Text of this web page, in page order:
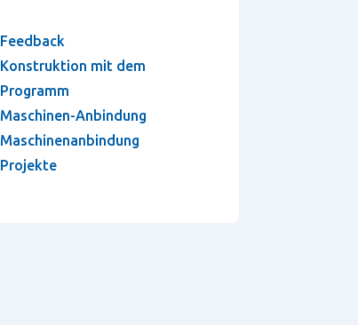
Feedback
Konstruktion mit dem
Programm
Maschinen-Anbindung
Maschinenanbindung
Projekte